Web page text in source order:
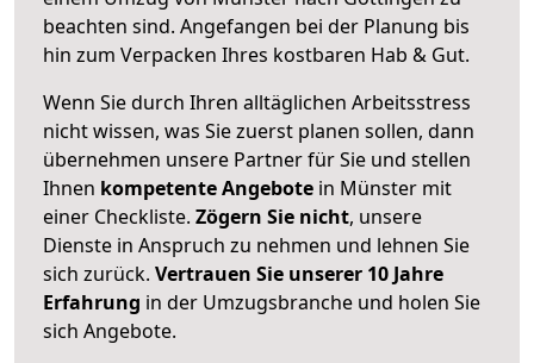
beachten sind. Angefangen bei der Planung bis
hin zum Verpacken Ihres kostbaren Hab & Gut.
Wenn Sie durch Ihren alltäglichen Arbeitsstress
nicht wissen, was Sie zuerst planen sollen, dann
übernehmen unsere Partner für Sie und stellen
Ihnen kompetente Angebote in Münster mit
einer Checkliste. Zögern Sie nicht, unsere
Dienste in Anspruch zu nehmen und lehnen Sie
sich zurück. Vertrauen Sie unserer 10 Jahre
Erfahrung in der Umzugsbranche und holen Sie
sich Angebote.